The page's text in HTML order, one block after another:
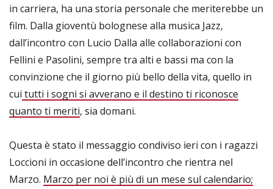
in carriera, ha una storia personale che meriterebbe un
film. Dalla gioventù bolognese alla musica Jazz,
dall’incontro con Lucio Dalla alle collaborazioni con
Fellini e Pasolini, sempre tra alti e bassi ma con la
convinzione che il giorno più bello della vita, quello in
cui tutti i sogni si avverano e il destino ti riconosce
quanto ti meriti, sia domani.
Questa è stato il messaggio condiviso ieri con i ragazzi
Loccioni in occasione dell’incontro che rientra nel
Marzo. Marzo per noi è più di un mese sul calendario;